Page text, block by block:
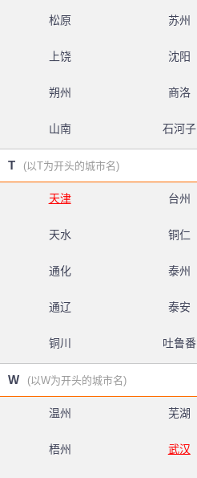
松原 苏州
上饶 沈阳
朔州 商洛
山南 石河子
T (以T为开头的城市名)
天津 台州
天水 铜仁
通化 泰州
通辽 泰安
铜川 吐鲁番
W (以W为开头的城市名)
温州 芜湖
梧州 武汉